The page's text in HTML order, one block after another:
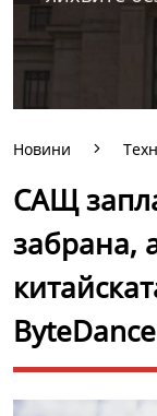
Новини
САЩ
забрана,
ByteDance